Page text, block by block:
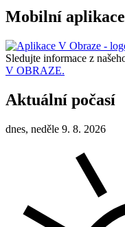
Mobilní aplikace
Sledujte informace z
V OBRAZE.
Aktuální počasí
dnes, neděle 9. 8. 2026